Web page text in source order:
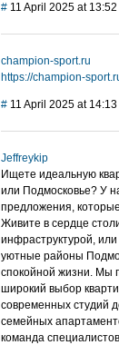
# 11 April 2025 at 13:52
champion-sport.ru
https://champion-
# 11 April 2025 at 14:13
Jeffreykip
Ищете идеальную
или Подмосковье? У
предложения,
Живите в сердце
инфраструктурой,
уютные районы
спокойной жизни. Мы
широкий выбор
современных студий
семейных
команда